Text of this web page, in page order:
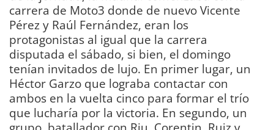
carrera de Moto3 donde de nuevo Vicente
Pérez y Raúl Fernández, eran los
protagonistas al igual que la carrera
disputada el sábado, si bien, el domingo
tenían invitados de lujo. En primer lugar, un
Héctor Garzo que lograba contactar con
ambos en la vuelta cinco para formar el trío
que lucharía por la victoria. En segundo, un